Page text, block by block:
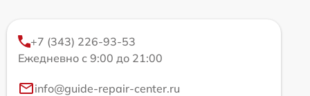
+7 (343) 226-93-53
Ежедневно с 9:00 до 21:00
info@guide-repair-center.ru